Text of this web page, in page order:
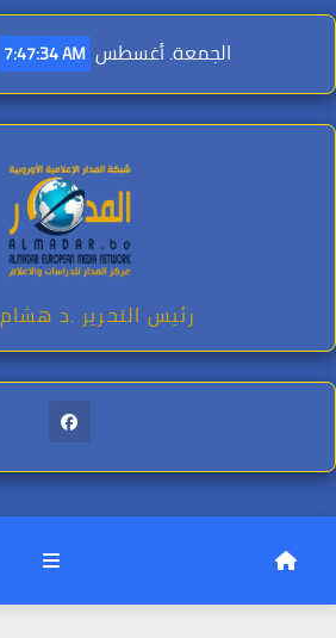
Skip
content
الجمعة. أغسطس 7th, 2026 7:47:35 AM
رئيس التحرير .د